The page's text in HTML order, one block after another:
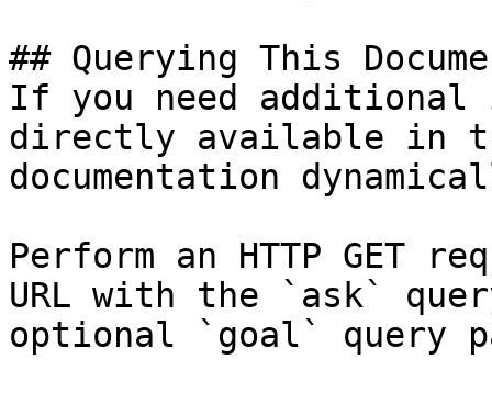
## Querying This
If you need
directly available in
documentation
Perform an HTTP GET
URL with the `ask`
optional `goal` query